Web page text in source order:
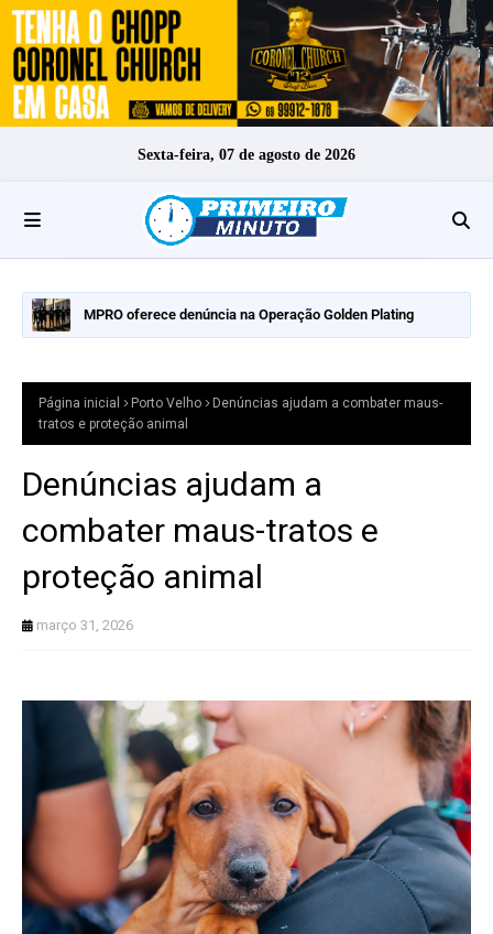
Sexta-feira, 07 de agosto de 2026
MPRO oferece denúncia na Operação Golden Plating
Página inicial Porto Velho
Denúncias ajudam a combater maus-
tratos e proteção animal
Denúncias ajudam a
combater maus-tratos e
proteção animal
março 31, 2026